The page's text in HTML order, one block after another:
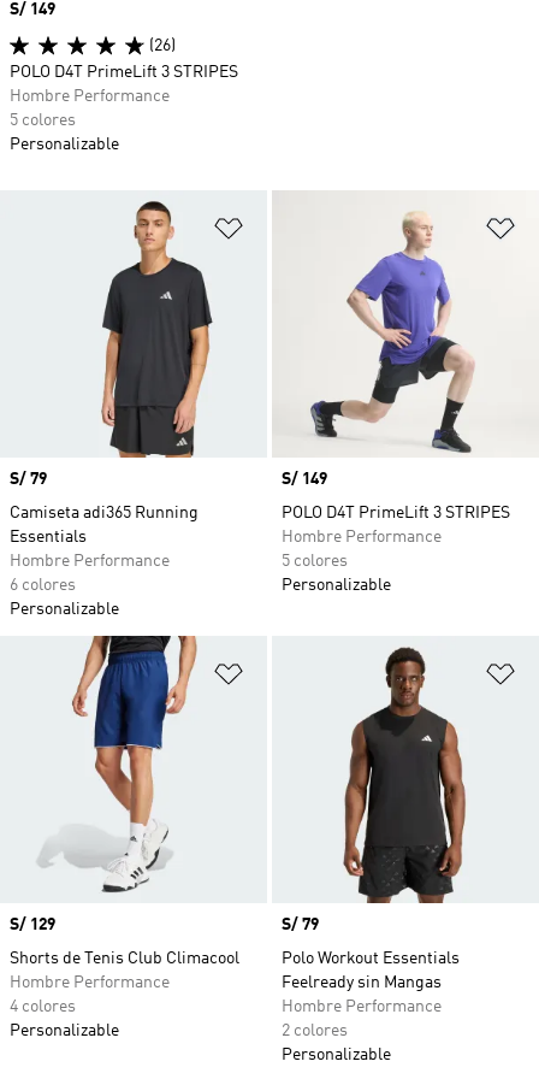
Añadir a la lista de deseos
Precio
S/ 79
Camiseta adi365 Running
Essentials
Hombre Performance
6 colores
Personalizable
Precio
S/ 149
POLO D4T PrimeLift 3 STRIPES
Hombre Performance
5 colores
Personalizable
Añadir a la lista de deseos
Precio
S/ 129
Shorts de Tenis Club Climacool
Hombre Performance
4 colores
Personalizable
Precio
S/ 79
Polo Workout Essentials
Feelready sin Mangas
Hombre Performance
2 colores
Personalizable
Precio
S/ 149
(26)
POLO D4T PrimeLift 3 STRIPES
Hombre Performance
5 colores
Personalizable